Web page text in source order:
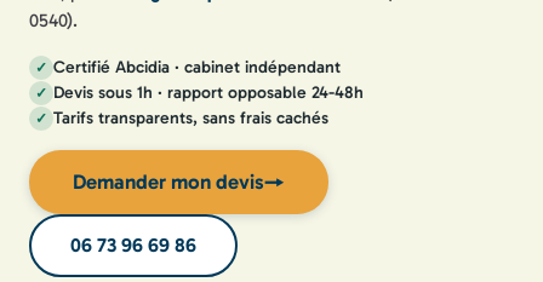
0540).
Certifié Abcidia · cabinet indépendant
Devis sous 1h · rapport opposable 24-48h
Tarifs transparents, sans frais cachés
Demander mon devis→
06 73 96 69 86